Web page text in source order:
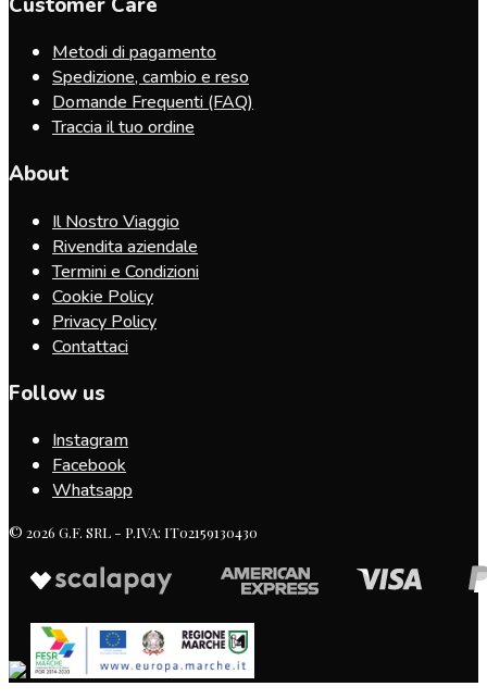
Metodi di pagamento
Spedizione, cambio e reso
Domande Frequenti (FAQ)
Traccia il tuo ordine
About
Il Nostro Viaggio
Rivendita aziendale
Termini e Condizioni
Cookie Policy
Privacy Policy
Contattaci
Follow us
Instagram
Facebook
Whatsapp
© 2026 G.F. SRL - P.IVA: IT02159130430